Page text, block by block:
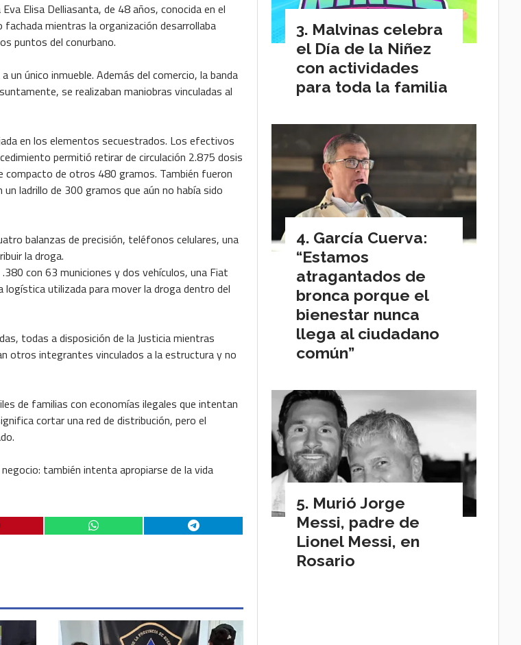
Elisa Delliasanta, de 48 años, conocida en el
mientras la organización desarrollaba
puntos del conurbano.
único inmueble. Además del comercio, la banda
se realizaban maniobras vinculadas al
en los elementos secuestrados. Los efectivos
permitió retirar de circulación 2.875 dosis
compacto de otros 480 gramos. También fueron
ladrillo de 300 gramos que aún no había sido
balanzas de precisión, teléfonos celulares, una
la droga.
con 63 municiones y dos vehículos, una Fiat
logística utilizada para mover la droga dentro del
todas a disposición de la Justicia mientras
otros integrantes vinculados a la estructura y no
de familias con economías ilegales que intentan
cortar una red de distribución, pero el
también intenta apropiarse de la vida
Malvinas celebra
el Día de la Niñez
con actividades
para toda la familia
García Cuerva:
“Estamos
atragantados de
bronca porque el
bienestar nunca
llega al ciudadano
común”
Murió Jorge
Messi, padre de
Lionel Messi, en
Rosario